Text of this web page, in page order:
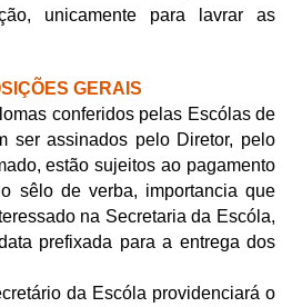
unicamente para lavrar as
GERAIS
conferidos pelas Escólas de
ser assinados pelo Diretor, pelo
estão sujeitos ao pagamento
sêlo de verba, importancia que
na Secretaria da Escóla,
prefixada para a entrega dos
da Escóla providenciará o